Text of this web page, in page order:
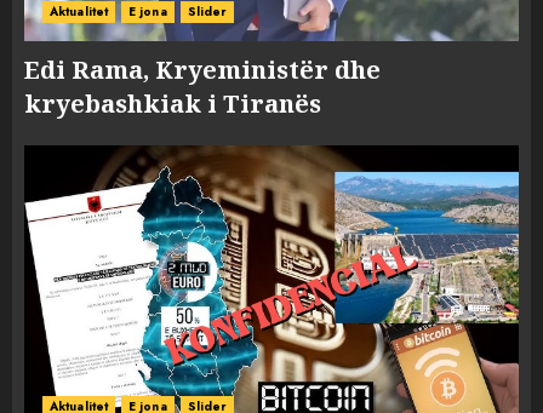
Aktualitet E jona Slider
Edi Rama, Kryeministër dhe
kryebashkiak i Tiranës
Aktualitet E jona Slider